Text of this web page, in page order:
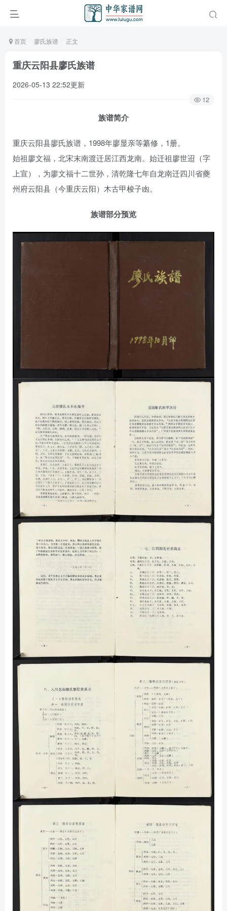
首页 廖氏族谱 正文
重庆云阳县廖氏族谱
2026-05-13 22:52更新
12
族谱简介
重庆云阳县廖氏族谱，1998年廖显亲等纂修，1册。
始祖廖文福，北宋末南渡迁居江西龙南。始迁祖廖世迢（字
上宣），为廖文福十二世孙，清乾隆七年自龙南迁四川省夔
州府云阳县（今重庆云阳）木古甲梭子凼。
族谱部分预览